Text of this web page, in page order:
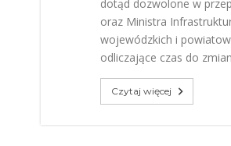
dotąd dozwolone w
oraz Ministra
wojewódzkich i
odliczające czas do
Czytaj więcej